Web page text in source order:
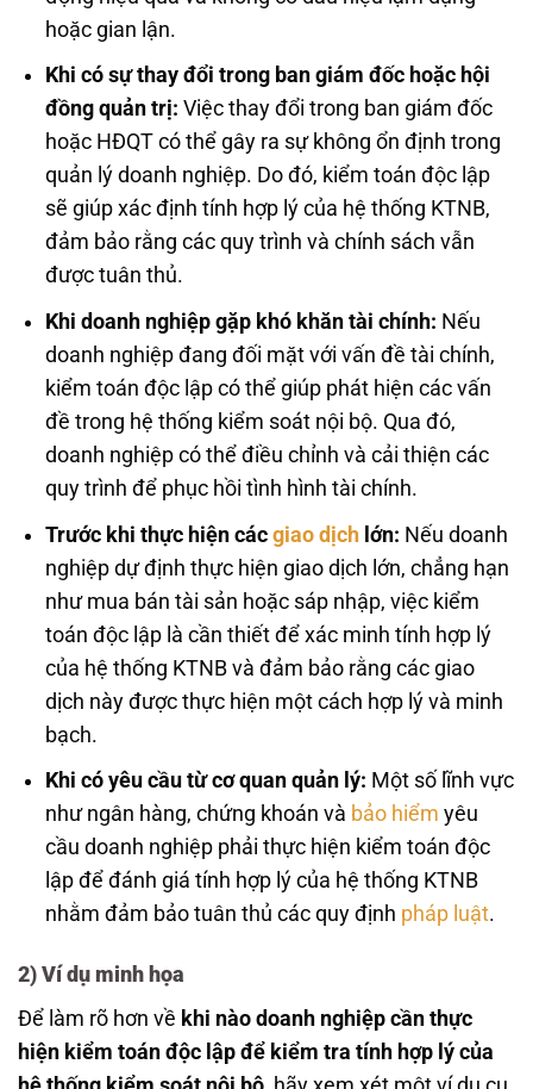
hoặc gian lận.
Khi có sự thay đổi trong ban giám đốc hoặc hội
đồng quản trị: Việc thay đổi trong ban giám đốc
hoặc HĐQT có thể gây ra sự không ổn định trong
quản lý doanh nghiệp. Do đó, kiểm toán độc lập
sẽ giúp xác định tính hợp lý của hệ thống KTNB,
đảm bảo rằng các quy trình và chính sách vẫn
được tuân thủ.
Khi doanh nghiệp gặp khó khăn tài chính: Nếu
doanh nghiệp đang đối mặt với vấn đề tài chính,
kiểm toán độc lập có thể giúp phát hiện các vấn
đề trong hệ thống kiểm soát nội bộ. Qua đó,
doanh nghiệp có thể điều chỉnh và cải thiện các
quy trình để phục hồi tình hình tài chính.
Trước khi thực hiện cácgiao dịchlớn: Nếu doanh
nghiệp dự định thực hiện giao dịch lớn, chẳng hạn
như mua bán tài sản hoặc sáp nhập, việc kiểm
toán độc lập là cần thiết để xác minh tính hợp lý
của hệ thống KTNB và đảm bảo rằng các giao
dịch này được thực hiện một cách hợp lý và minh
bạch.
Khi có yêu cầu từ cơ quan quản lý: Một số lĩnh vực
như ngân hàng, chứng khoán và bảo hiểm yêu
cầu doanh nghiệp phải thực hiện kiểm toán độc
lập để đánh giá tính hợp lý của hệ thống KTNB
nhằm đảm bảo tuân thủ các quy định pháp luật.
2) Ví dụ minh họa
Để làm rõ hơn về khi nào doanh nghiệp cần thực
hiện kiểm toán độc lập để kiểm tra tính hợp lý của